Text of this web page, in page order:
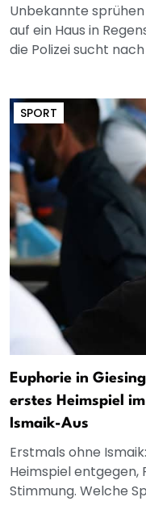
Unbekannte
auf ein Haus in
die Polizei sucht
SPORT
Euphorie in
erstes Heimspiel
Ismaik-Aus
Erstmals ohne
Heimspiel entgegen,
Stimmung. Welche